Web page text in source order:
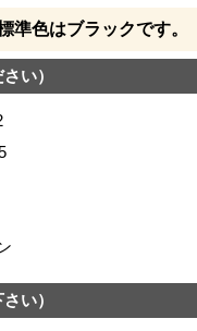
準色はブラックです。
い）
い）